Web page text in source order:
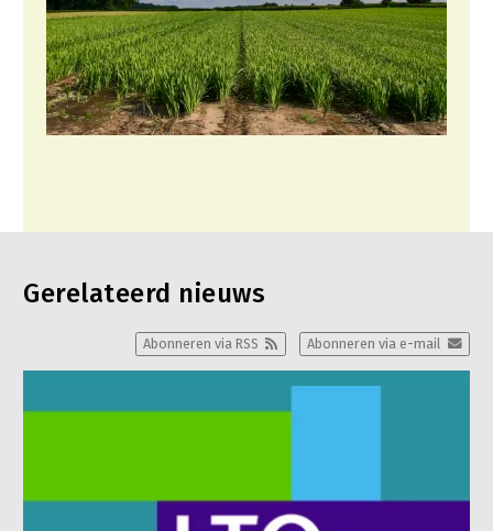
Gerelateerd nieuws
Abonneren via e-mail
Abonneren via RSS